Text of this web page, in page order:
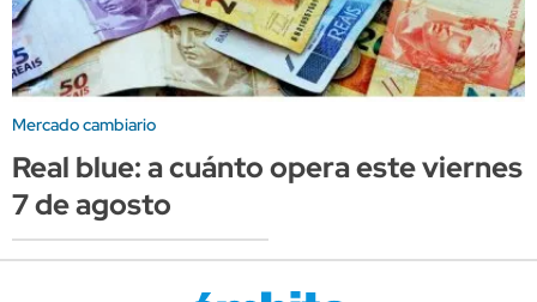
Mercado cambiario
Real blue: a cuánto opera este viernes
7 de agosto